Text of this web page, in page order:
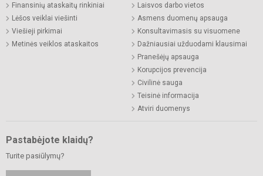
Finansinių ataskaitų rinkiniai
Lėšos veiklai viešinti
Viešieji pirkimai
Metinės veiklos ataskaitos
Laisvos darbo vietos
Asmens duomenų apsauga
Konsultavimasis su visuomene
Dažniausiai užduodami klausimai
Pranešėjų apsauga
Korupcijos prevencija
Civilinė sauga
Teisinė informacija
Atviri duomenys
Pastabėjote klaidų?
Turite pasiūlymų?